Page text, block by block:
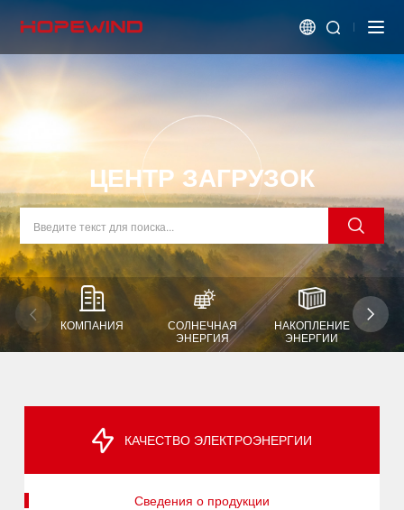
ЦЕНТР ЗАГРУЗОК
КОМПАНИЯ
СОЛНЕЧНАЯ
ЭНЕРГИЯ
НАКОПЛЕНИЕ
ЭНЕРГИИ
КАЧЕСТВО ЭЛЕКТРОЭНЕРГИИ
Сведения о продукции